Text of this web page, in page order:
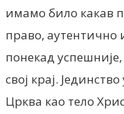
имамо било какав
право, аутентично
понекад
свој крај.
Црква као тело